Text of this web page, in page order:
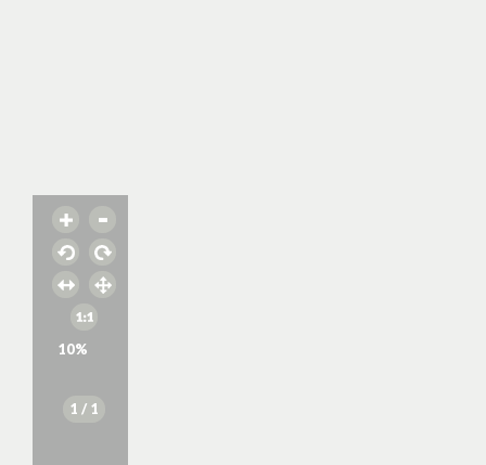
10%
1 / 1